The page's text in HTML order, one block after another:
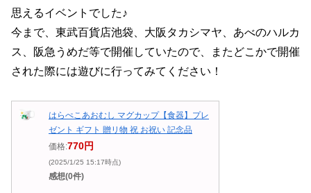
思えるイベントでした♪
今まで、東武百貨店池袋、大阪タカシマヤ、あべのハルカ
ス、阪急うめだ等で開催していたので、またどこかで開催
された際には遊びに行ってみてください！
はらぺこあおむし マグカップ【食器】プレ
ゼント ギフト 贈リ物 祝 お祝い 記念品
価格:770円
(2025/1/25 15:17時点)
感想(0件)